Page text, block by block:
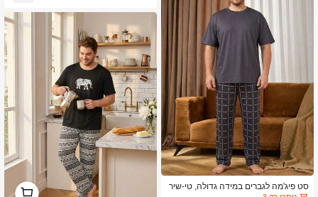
סט פיג'מה לגברים במידה גדולה, טי-שיר
1